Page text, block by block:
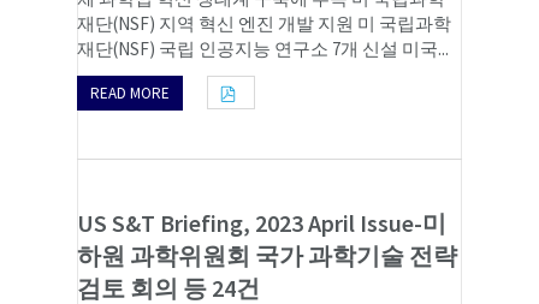
재단(NSF) 지역 혁신 엔진 개발 지원 미 국립과학
재단(NSF) 국립 인공지능 연구소 7개 신설 미국...
READ MORE
US S&T Briefing, 2023 April Issue-미
하원 과학위원회 국가 과학기술 전략
검토 회의 등 24건